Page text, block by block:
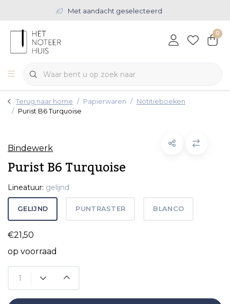
Met aandacht geselecteerd
0
Terug naar home Papierwaren
Notitieboeken
Purist B6 Turquoise
Bindewerk
Purist B6 Turquoise
Lineatuur: gelijnd
GELIJND PUNTRASTER BLANCO
€21,50
op voorraad